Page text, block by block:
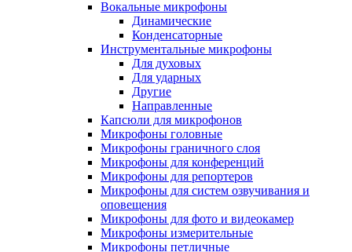
Вокальные микрофоны
Динамические
Конденсаторные
Инструментальные микрофоны
Для духовых
Для ударных
Другие
Направленные
Капсюли для микрофонов
Микрофоны головные
Микрофоны граничного слоя
Микрофоны для конференций
Микрофоны для репортеров
Микрофоны для систем озвучивания и
оповещения
Микрофоны для фото и видеокамер
Микрофоны измерительные
Микрофоны петличные